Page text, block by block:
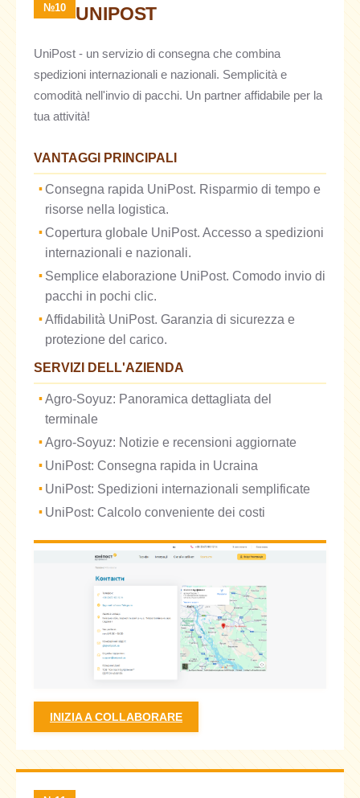
№10 UNIPOST
UniPost - un servizio di consegna che combina
spedizioni internazionali e nazionali. Semplicità e
comodità nell'invio di pacchi. Un partner affidabile per la
tua attività!
VANTAGGI PRINCIPALI
Consegna rapida UniPost. Risparmio di tempo e
risorse nella logistica.
Copertura globale UniPost. Accesso a spedizioni
internazionali e nazionali.
Semplice elaborazione UniPost. Comodo invio di
pacchi in pochi clic.
Affidabilità UniPost. Garanzia di sicurezza e
protezione del carico.
SERVIZI DELL'AZIENDA
Agro-Soyuz: Panoramica dettagliata del
terminale
Agro-Soyuz: Notizie e recensioni aggiornate
UniPost: Consegna rapida in Ucraina
UniPost: Spedizioni internazionali semplificate
UniPost: Calcolo conveniente dei costi
INIZIA A COLLABORARE